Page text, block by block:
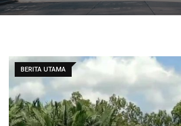
BERITA UTAMA